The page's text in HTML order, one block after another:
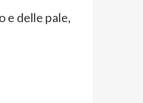
e delle pale,